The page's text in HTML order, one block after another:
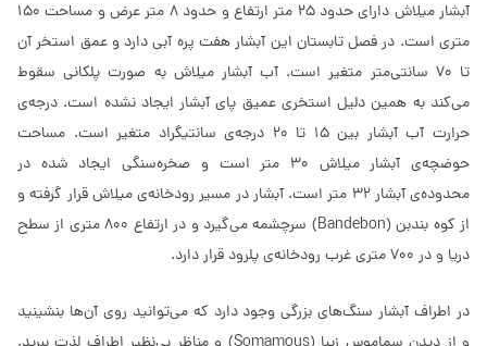
آبشار میلاش دارای حدود 25 متر ارتفاع و حدود 8 متر عرض و مساحت 150
متری است. در فصل تابستان این آبشار هفت پره آبی دارد و عمق استخر آن
تا 70 سانتی‌متر متغیر است. آب آبشار میلاش به صورت پلکانی سقوط
می‌کند به همین دلیل استخری عمیق پای آبشار ایجاد نشده است. درجه‌ی
حرارت آب آبشار بین 15 تا 20 درجه‌ی سانتیگراد متغیر است. مساحت
حوضچه‌ی آبشار میلاش 30 متر است و صخره‌سنگی ایجاد شده در
محدوده‌ی آبشار 32 متر است. آبشار در مسیر رودخانه‌ی میلاش قرار گرفته و
از کوه بندبن (Bandebon) سرچشمه می‌گیرد و در ارتفاع 800 متری از سطح
دریا و در 700 متری غرب رودخانه‌ی پلرود قرار دارد.
در اطراف آبشار سنگ‌های بزرگی وجود دارد که می‌توانید روی آن‌ها بنشینید